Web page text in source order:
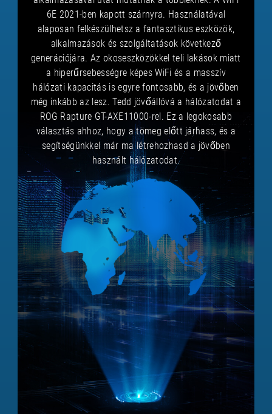
6E 2021-ben kapott szárnyra. Használatával
alaposan felkészülhetsz a fantasztikus eszközök,
alkalmazások és szolgáltatások következő
generációjára. Az okoseszközökkel teli lakások miatt
a hiperűrsebességre képes WiFi és a masszív
hálózati kapacitás is egyre fontosabb, és a jövőben
még inkább az lesz. Tedd jövőállóvá a hálózatodat a
ROG Rapture GT-AXE11000-rel. Ez a legokosabb
választás ahhoz, hogy a tömeg előtt járhass, és a
segítségünkkel már ma létrehozhasd a jövőben
használt hálózatodat.